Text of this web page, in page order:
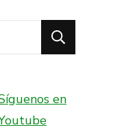
en